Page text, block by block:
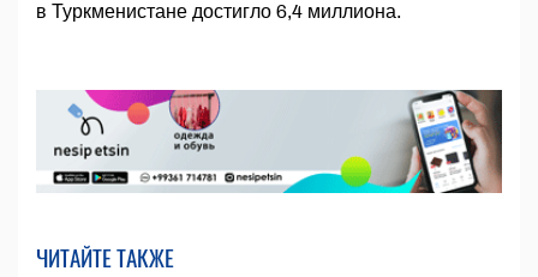
в Туркменистане достигло 6,4 миллиона.
ЧИТАЙТЕ ТАКЖЕ